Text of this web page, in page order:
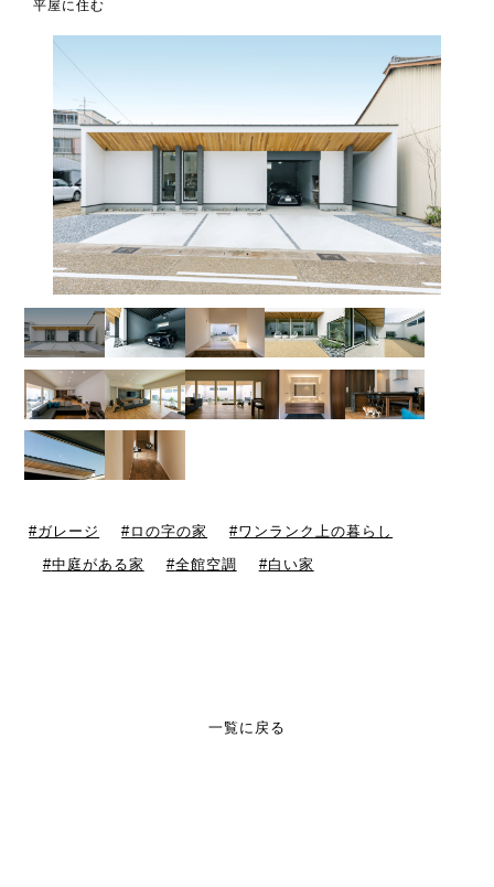
平屋に住む
ガレージ ロの字の家 ワンランク上の暮らし
中庭がある家 全館空調 白い家
一覧に戻る